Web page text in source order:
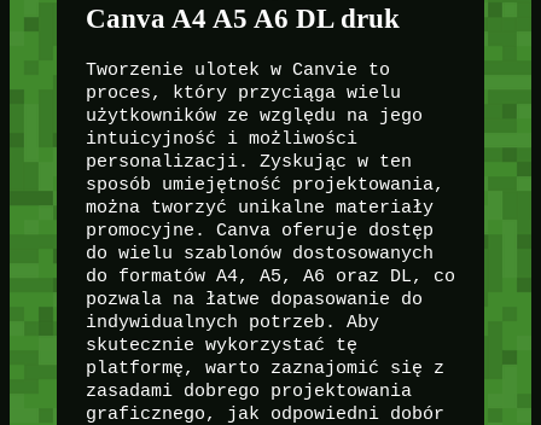
Canva A4 A5 A6 DL druk
Tworzenie ulotek w Canvie to
proces, który przyciąga wielu
użytkowników ze względu na jego
intuicyjność i możliwości
personalizacji. Zyskując w ten
sposób umiejętność projektowania,
można tworzyć unikalne materiały
promocyjne. Canva oferuje dostęp
do wielu szablonów dostosowanych
do formatów A4, A5, A6 oraz DL, co
pozwala na łatwe dopasowanie do
indywidualnych potrzeb. Aby
skutecznie wykorzystać tę
platformę, warto zaznajomić się z
zasadami dobrego projektowania
graficznego, jak odpowiedni dobór